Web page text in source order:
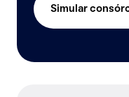
Simular